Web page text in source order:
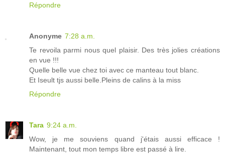
Répondre
Anonyme 7:28 a.m.
Te revoila parmi nous quel plaisir. Des très jolies créations
en vue !!!
Quelle belle vue chez toi avec ce manteau tout blanc.
Et Iseult tjs aussi belle.Pleins de calins à la miss
Répondre
Tara 9:24 a.m.
Wow, je me souviens quand j'étais aussi efficace !
Maintenant, tout mon temps libre est passé à lire.